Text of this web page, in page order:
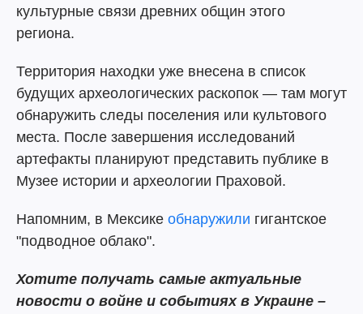
культурные связи древних общин этого
региона.
Территория находки уже внесена в список
будущих археологических раскопок — там могут
обнаружить следы поселения или культового
места. После завершения исследований
артефакты планируют представить публике в
Музее истории и археологии Праховой.
Напомним, в Мексике обнаружили гигантское
"подводное облако".
Хотите получать самые актуальные
новости о войне и событиях в Украине –